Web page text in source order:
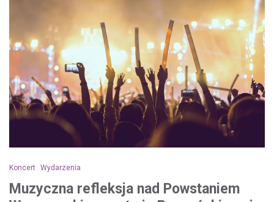
Koncert Wydarzenia
Muzyczna refleksja nad Powstaniem